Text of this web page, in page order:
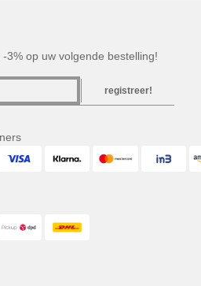
3% op uw volgende bestelling!
registreer!